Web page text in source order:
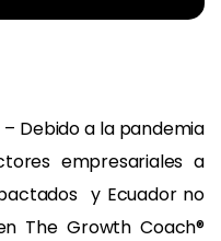
– Debido a la pandemia
empresariales a
y Ecuador no
The Growth Coach®